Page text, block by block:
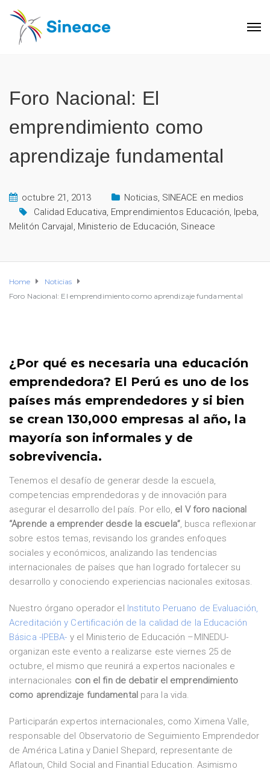
Foro Nacional: El
emprendimiento como
aprendizaje fundamental
octubre 21, 2013 Noticias, SINEACE en medios
Calidad Educativa, Emprendimientos Educación, Ipeba,
Melitón Carvajal, Ministerio de Educación, Sineace
Home
Noticias
Foro Nacional: El emprendimiento como aprendizaje fundamental
¿Por qué es necesaria una educación
emprendedora? El Perú es uno de los
países más emprendedores y si bien
se crean 130,000 empresas al año, la
mayoría son informales y de
sobrevivencia.
Tenemos el desafío de generar desde la escuela,
competencias emprendedoras y de innovación para
asegurar el desarrollo del país. Por ello, el V foro nacional
“Aprende a emprender desde la escuela”, busca reflexionar
sobre estos temas, revisando los grandes enfoques
sociales y económicos, analizando las tendencias
internacionales de países que han logrado fortalecer su
desarrollo y conociendo experiencias nacionales exitosas.
Nuestro órgano operador el Instituto Peruano de Evaluación,
Acreditación y Certificación de la calidad de la Educación
Básica -IPEBA- y el Ministerio de Educación –MINEDU-
organizan este evento a realizarse este viernes 25 de
octubre, el mismo que reunirá a expertos nacionales e
internacionales con el fin de debatir el emprendimiento
como aprendizaje fundamentalpara la vida.
Participarán expertos internacionales, como Ximena Valle,
responsable del Observatorio de Seguimiento Emprendedor
de América Latina y Daniel Shepard, representante de
Aflatoun, Child Social and Finantial Education. Asimismo